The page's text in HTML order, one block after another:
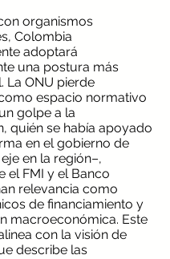
organismos
Colombia
adoptará
una postura más
La ONU pierde
espacio normativo
golpe a la
quién se había apoyado
en el gobierno de
en la región–,
el FMI y el Banco
relevancia como
de financiamiento y
macroeconómica. Este
con la visión de
describe las